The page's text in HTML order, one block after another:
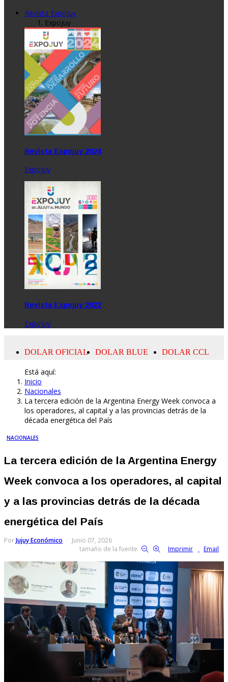
Revista ExpoJuy
ExpoJuy
Revista Expojuy 2024
ExpoJuy
Revista Expojuy 2022
ExpoJuy
Está aquí:
Inicio
Nacionales
La tercera edición de la Argentina Energy Week convoca a
los operadores, al capital y a las provincias detrás de la
década energética del País
NACIONALES
La tercera edición de la Argentina Energy
Week convoca a los operadores, al capital
y a las provincias detrás de la década
energética del País
PorJujuy Económico
Junio 07, 2026
tamaño de la fuente
Imprimir Email